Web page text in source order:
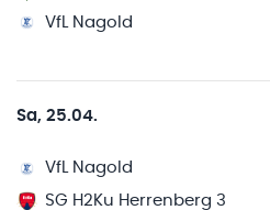
VfL Nagold
Sa, 25.04.
VfL Nagold
SG H2Ku Herrenberg 3